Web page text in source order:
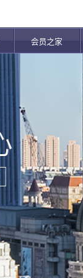
会员之家